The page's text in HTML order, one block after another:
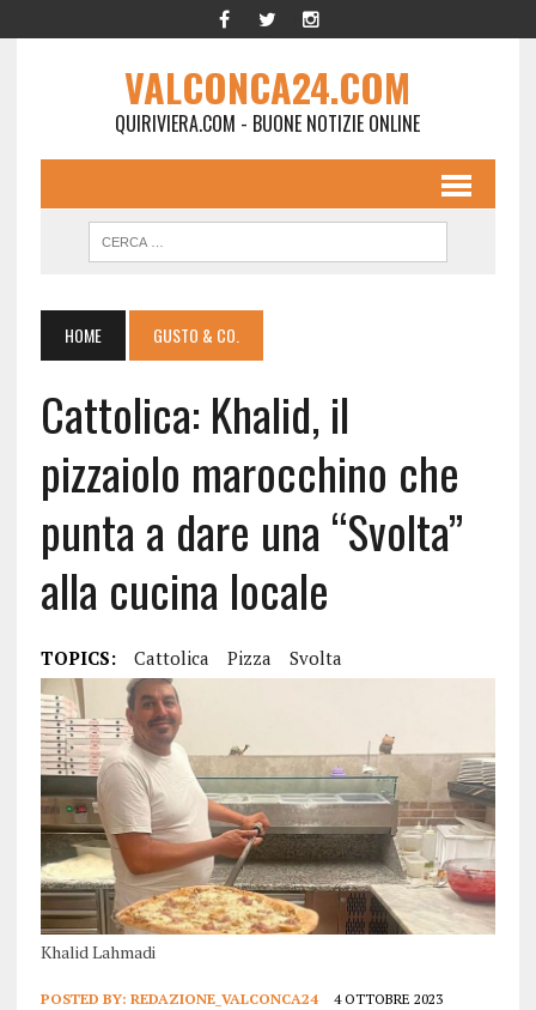
VALCONCA24.COM
QUIRIVIERA.COM - BUONE NOTIZIE ONLINE
HOME GUSTO & CO.
Cattolica: Khalid, il
pizzaiolo marocchino che
punta a dare una “Svolta”
alla cucina locale
TOPICS: Cattolica Pizza Svolta
Khalid Lahmadi
POSTED BY: REDAZIONE_VALCONCA24 4 OTTOBRE 2023